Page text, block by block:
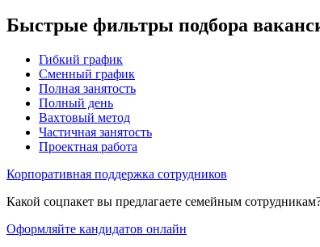
Быстрые фильтры подбора
Гибкий график
Сменный график
Полная занятость
Полный день
Вахтовый метод
Частичная занятость
Проектная работа
Корпоративная поддержка сотрудников
Какой соцпакет вы предлагаете семейным
Оформляйте кандидатов онлайн